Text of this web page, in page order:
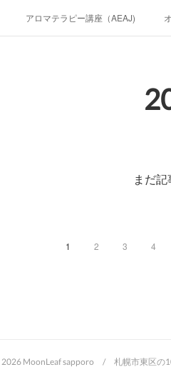
アロマテラピー講座（AEAJ)
まだ記
1 2 3 4
2026 MoonLeaf sapporo / 札幌市東区の